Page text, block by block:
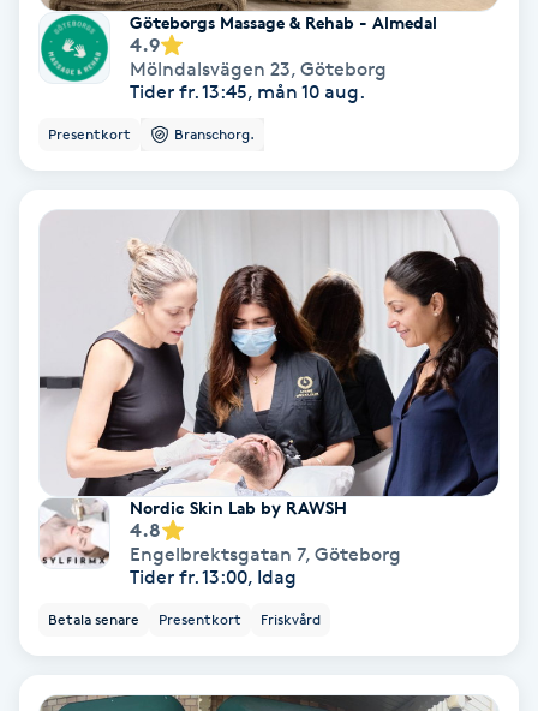
Tandblekning
Tandläkare
Tatuering
Tatueringsborttagning
Thaimassage
Toning
Torr hårbotten
Torrborstning
Triggerpunktsmassage
Göteborgs Massage & Rehab - Almedal
4.9
Mölndalsvägen 23, Göteborg
Tider fr. 13:45, mån 10 aug.
Presentkort Branschorg.
Nordic Skin Lab by RAWSH
4.8
Engelbrektsgatan 7, Göteborg
Tider fr. 13:00, Idag
Betala senare Presentkort Friskvård